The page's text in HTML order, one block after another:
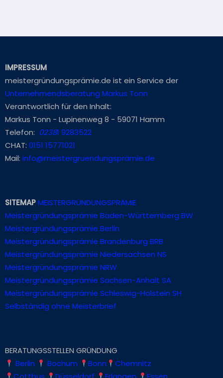
IMPRESSUM
meistergründungsprämie.de ist ein Service der
Unternehmendsberatung Markus Tonn
Verantwortlich für den Inhalt:
Markus Tonn - Lupinenweg 8 - 59071 Hamm
Telefon: 02381 9283522
CHAT: 0151 15771021
Mail: info@meistergruendungsprämie.de
SITEMAP MEISTERGRÜNDUNGSPRÄMIE
Meistergründungsprämie Baden-Württemberg BW
Meistergründungsprämie Berlin
Meistergründungsprämie Brandenburg BRB
Meistergründungsprämie Niedersachsen NS
Meistergründungsprämie NRW
Meistergründungsprämie Sachsen-Anhalt SA
Meistergründungsprämie Schleswig-Holstein SH
Selbständig ohne Meisterbrief
BERATUNGSSTELLEN GRÜNDUNG
Berlin
Bochum Bonn
Chemnitz